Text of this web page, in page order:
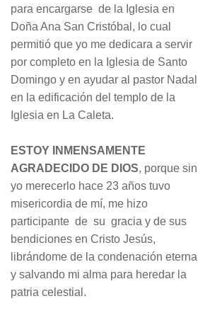
para encargarse de la Iglesia en
Doña Ana San Cristóbal, lo cual
permitió que yo me dedicara a servir
por completo en la Iglesia de Santo
Domingo y en ayudar al pastor Nadal
en la edificación del templo de la
Iglesia en La Caleta.
ESTOY INMENSAMENTE
AGRADECIDO DE DIOS, porque sin
yo merecerlo hace 23 años tuvo
misericordia de mí, me hizo
participante de su gracia y de sus
bendiciones en Cristo Jesús,
librándome de la condenación eterna
y salvando mi alma para heredar la
patria celestial.